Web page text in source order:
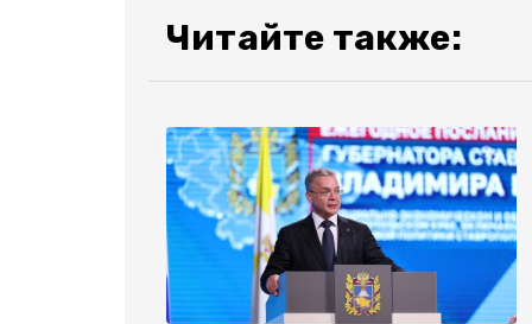
Читайте также: